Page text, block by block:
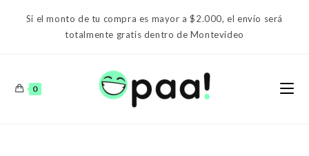
Si el monto de tu compra es mayor a $2.000, el envío será
totalmente gratis dentro de Montevideo
0